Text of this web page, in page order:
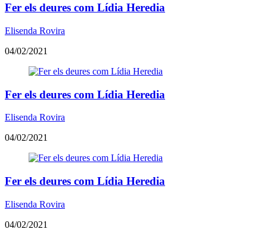
Fer els deures com Lídia Heredia
Elisenda Rovira
04/02/2021
Fer els deures com Lídia Heredia
Elisenda Rovira
04/02/2021
Fer els deures com Lídia Heredia
Elisenda Rovira
04/02/2021